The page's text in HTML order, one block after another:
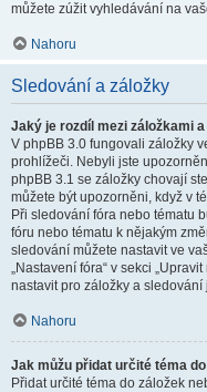
můžete zúžit vyhledávání na
Nahoru
Sledování a záložky
Jaký je rozdíl mezi záložkami
V phpBB 3.0 fungovali záložky
prohlížeči. Nebyli jste
phpBB 3.1 se záložky chovají
můžete být upozorněni, když v
Při sledování fóra nebo tématu
fóru nebo tématu k nějakým
sledování můžete nastavit ve
„Nastavení fóra“ v sekci
nastavit pro záložky a
Nahoru
Jak můžu přidat určité téma
Přidat určité téma do záložek